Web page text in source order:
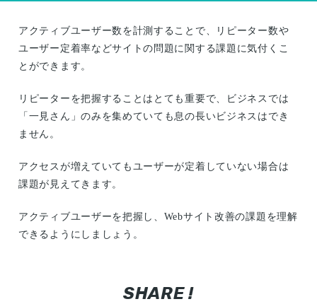
アクティブユーザー数を計測することで、リピーター数や
ユーザー定着率などサイトの問題に関する課題に気付くこ
とができます。
リピーターを把握することはとても重要で、ビジネスでは
「一見さん」のみを集めていても息の長いビジネスはでき
ません。
アクセスが増えていてもユーザーが定着していない場合は
課題が見えてきます。
アクティブユーザーを把握し、Webサイト改善の課題を理解
できるようにしましょう。
SHARE !